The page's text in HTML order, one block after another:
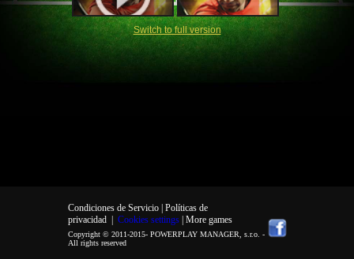
Switch to full version
Condiciones de Servicio | Políticas de
privacidad| Cookies settings | More games
Copyright © 2011-2015- POWERPLAY MANAGER, s.r.o. -
All rights reserved